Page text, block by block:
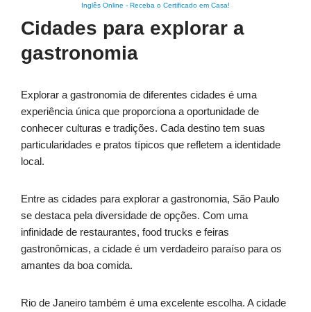
Inglês Online - Receba o Certificado em Casa!
Cidades para explorar a
gastronomia
Explorar a gastronomia de diferentes cidades é uma
experiência única que proporciona a oportunidade de
conhecer culturas e tradições. Cada destino tem suas
particularidades e pratos típicos que refletem a identidade
local.
Entre as cidades para explorar a gastronomia, São Paulo
se destaca pela diversidade de opções. Com uma
infinidade de restaurantes, food trucks e feiras
gastronômicas, a cidade é um verdadeiro paraíso para os
amantes da boa comida.
Rio de Janeiro também é uma excelente escolha. A cidade